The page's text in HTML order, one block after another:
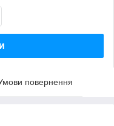
повернення